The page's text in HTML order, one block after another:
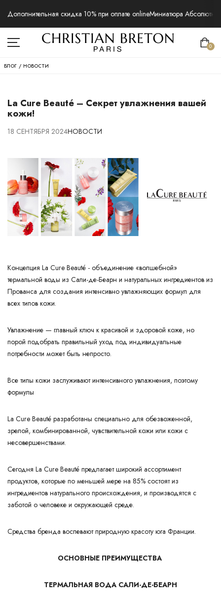
Дополнительная скидка 10% при оплате onlineМиниатюра
0
БЛОГ / НОВОСТИ
La Cure Beauté – Секрет увлажнения вашей
кожи!
18 СЕНТЯБРЯ 2024НОВОСТИ
Концепция La Cure Beauté - объединение «волшебной»
термальной воды из Сали-де-Беарн и натуральных ингредиентов из
Прованса для создания интенсивно увлажняющих формул для
всех типов кожи.
Увлажнение — главный ключ к красивой и здоровой коже, но
порой подобрать правильный уход под индивидуальные
потребности может быть непросто.
Все типы кожи заслуживают интенсивного увлажнения, поэтому
формулы
La Cure Beauté разработаны специально для обезвоженной,
зрелой, комбинированной, чувствительной кожи или кожи с
несовершенствами.
Сегодня La Cure Beauté предлагает широкий ассортимент
продуктов, которые по меньшей мере на 85% состоят из
ингредиентов натурального происхождения, и производятся с
заботой о человеке и окружающей среде.
Средства бренда воспевают природную красоту юга Франции.
ОСНОВНЫЕ ПРЕИМУЩЕСТВА
ТЕРМАЛЬНАЯ ВОДА САЛИ-ДЕ-БЕАРН